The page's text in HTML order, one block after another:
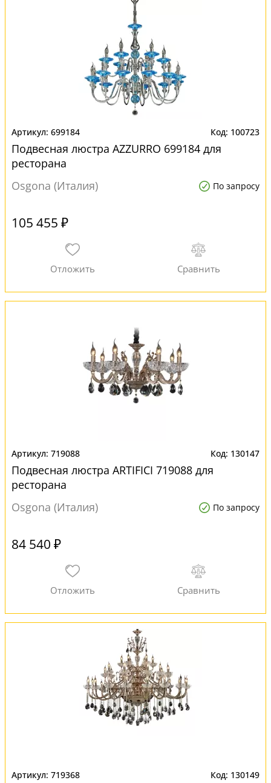
699184 100723
Подвесная люстра AZZURRO 699184 для
ресторана
Osgona (Италия)
По запросу
105 455 ₽
719088 130147
Подвесная люстра ARTIFICI 719088 для
ресторана
Osgona (Италия)
По запросу
84 540 ₽
719368 130149